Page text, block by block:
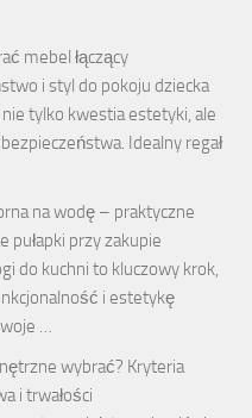
mebel łączący
i styl do pokoju dziecka
tylko kwestia estetyki, ale
Idealny regał
na wodę – praktyczne
pułapki przy zakupie
do kuchni to kluczowy krok,
i estetykę
…
wybrać? Kryteria
i trwałości